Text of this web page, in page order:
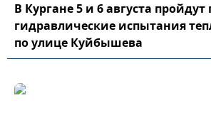
В Кургане 5 и 6 августа
гидравлические испытания
по улице Куйбышева